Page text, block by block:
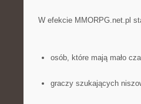
W efekcie MMORPG.net.pl
osób, które mają mało
graczy szukających